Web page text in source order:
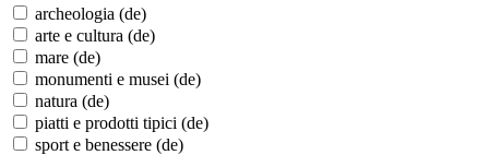
archeologia (de)
arte e cultura (de)
mare (de)
monumenti e musei (de)
natura (de)
piatti e prodotti tipici (de)
sport e benessere (de)